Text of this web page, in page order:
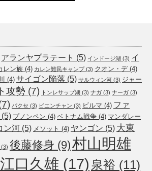
アランヤプラテート (5) インドージ湖 (3) イ
レン族 (4) カレン難民キャンプ(3) クオン・デ(4)
(4) サイゴン陥落 (5) サルウィン河 (3) ジャー
攻勢 (7) トンレサップ湖 (3) ナガ (3) ナーガ (3)
パクセ (3) ビエンチャン (3) ビルマ (4) ファ
(5) プノンペン (4) ベトナム戦争 (4) マンダレー
ン河 (5) メソット (4) ヤンゴン (5) 大東
(3) 後藤修身 (9)村山明雄
江口久雄 (17) 泉裕 (11)